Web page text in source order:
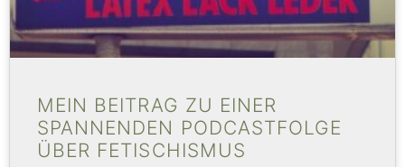
MEIN BEITRAG ZU EINER
SPANNENDEN PODCASTFOLGE
ÜBER FETISCHISMUS